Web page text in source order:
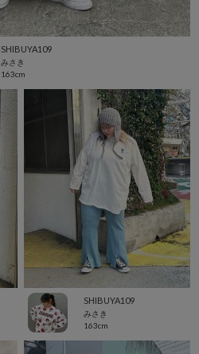
SHIBUYA109
みさき
163cm
SHIBUYA109
みさき
163cm